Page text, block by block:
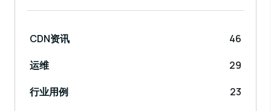
CDN资讯
46
运维
29
行业用例
23